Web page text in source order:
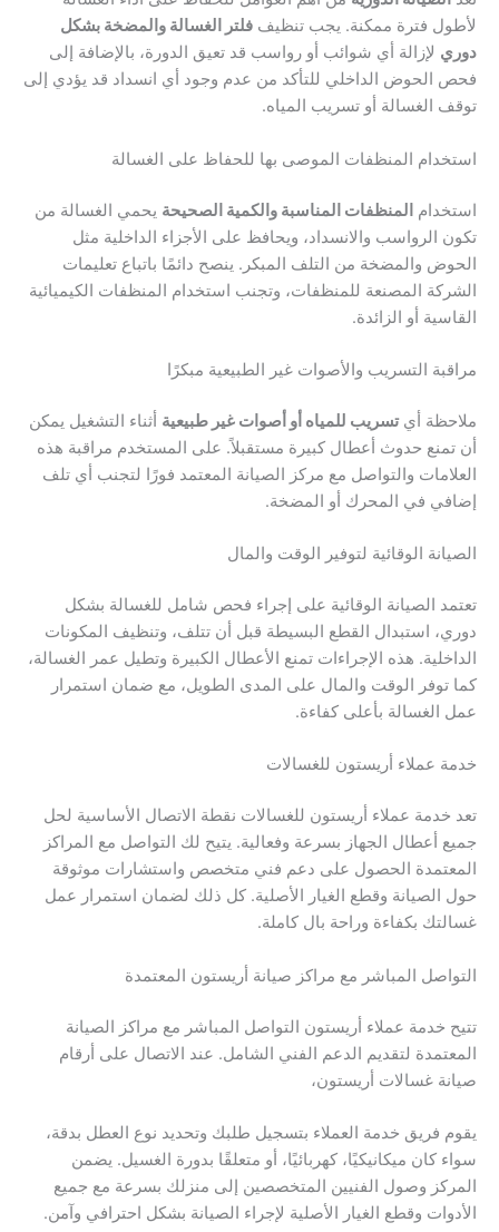
لأطول فترة ممكنة. يجب تنظيف فلتر الغسالة والمضخة بشكل
دوري لإزالة أي شوائب أو رواسب قد تعيق الدورة، بالإضافة إلى
فحص الحوض الداخلي للتأكد من عدم وجود أي انسداد قد يؤدي إلى
توقف الغسالة أو تسريب المياه.
استخدام المنظفات الموصى بها للحفاظ على الغسالة
استخدام المنظفات المناسبة والكمية الصحيحة يحمي الغسالة من
تكون الرواسب والانسداد، ويحافظ على الأجزاء الداخلية مثل
الحوض والمضخة من التلف المبكر. ينصح دائمًا باتباع تعليمات
الشركة المصنعة للمنظفات، وتجنب استخدام المنظفات الكيميائية
القاسية أو الزائدة.
مراقبة التسريب والأصوات غير الطبيعية مبكرًا
ملاحظة أيتسريب للمياه أو أصوات غير طبيعية أثناء التشغيل يمكن
أن تمنع حدوث أعطال كبيرة مستقبلاً. على المستخدم مراقبة هذه
العلامات والتواصل مع مركز الصيانة المعتمد فورًا لتجنب أي تلف
إضافي في المحرك أو المضخة.
الصيانة الوقائية لتوفير الوقت والمال
تعتمد الصيانة الوقائية على إجراء فحص شامل للغسالة بشكل
دوري، استبدال القطع البسيطة قبل أن تتلف، وتنظيف المكونات
الداخلية. هذه الإجراءات تمنع الأعطال الكبيرة وتطيل عمر الغسالة،
كما توفر الوقت والمال على المدى الطويل، مع ضمان استمرار
عمل الغسالة بأعلى كفاءة.
خدمة عملاء أريستون للغسالات
تعد خدمة عملاء أريستون للغسالات نقطة الاتصال الأساسية لحل
جميع أعطال الجهاز بسرعة وفعالية. يتيح لك التواصل مع المراكز
المعتمدة الحصول على دعم فني متخصص واستشارات موثوقة
حول الصيانة وقطع الغيار الأصلية. كل ذلك لضمان استمرار عمل
غسالتك بكفاءة وراحة بال كاملة.
التواصل المباشر مع مراكز صيانة أريستون المعتمدة
تتيح خدمة عملاء أريستون التواصل المباشر مع مراكز الصيانة
المعتمدة لتقديم الدعم الفني الشامل. عند الاتصال على أرقام
صيانة غسالات أريستون،
يقوم فريق خدمة العملاء بتسجيل طلبك وتحديد نوع العطل بدقة،
سواء كان ميكانيكيًا، كهربائيًا، أو متعلقًا بدورة الغسيل. يضمن
المركز وصول الفنيين المتخصصين إلى منزلك بسرعة مع جميع
الأدوات وقطع الغيار الأصلية لإجراء الصيانة بشكل احترافي وآمن.